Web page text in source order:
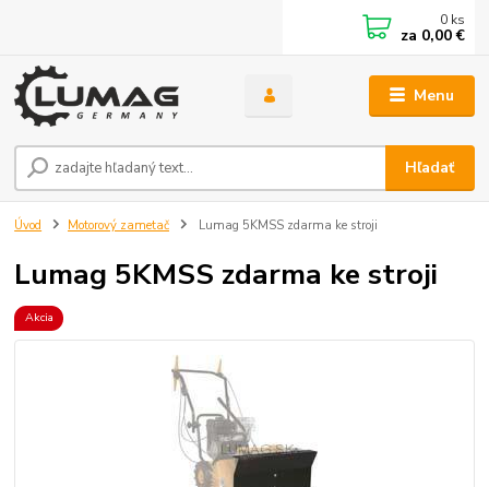
Menu
Hľadať
0 ks
za 0,00 €
Úvod Motorový zametač Lumag 5KMSS zdarma ke stroji
Lumag 5KMSS zdarma ke stroji
Akcia